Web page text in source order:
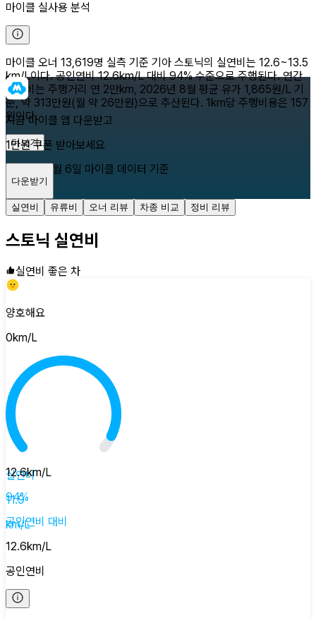
마이클 실사용 분석
마이클 오너 13,619명 실측 기준 기아 스토닉의 실연비는 12.6~13.5
km/L이다. 공인연비 12.6km/L 대비 94% 수준으로 주행된다. 연간
유류비는 주행거리 연 2만km, 2026년 8월 평균 유가 1,865원/L 기
준, 약 313만원(월 약 26만원)으로 추산된다. 1km당 주행비용은 157
원이다.
더보기
2026년 8월 6일 마이클 데이터 기준
지금 마이클 앱 다운받고
1만원 쿠폰 받아보세요
다운받기
실연비 유류비 오너 리뷰 차종 비교 정비 리뷰
스토닉 실연비
실연비 좋은 차
양호해요
0km/L
실연비
11.9
km/L
12.6km/L
94%
공인연비 대비
12.6km/L
공인연비